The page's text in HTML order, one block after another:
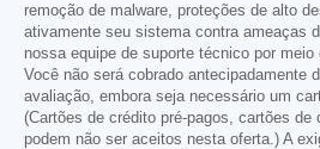
remoção de malware, proteções de alto
ativamente seu sistema contra ameaças
nossa equipe de suporte técnico por
Você não será cobrado antecipadamente
avaliação, embora seja necessário um
(Cartões de crédito pré-pagos, cartões de
podem não ser aceitos nesta oferta.) A